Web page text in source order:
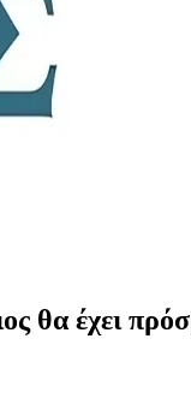
θα έχει